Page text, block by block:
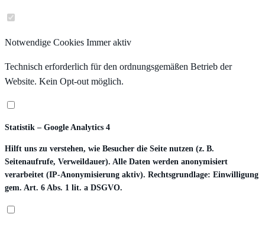
Notwendige Cookies Immer aktiv
Technisch erforderlich für den ordnungsgemäßen Betrieb der
Website. Kein Opt-out möglich.
Statistik – Google Analytics 4
Hilft uns zu verstehen, wie Besucher die Seite nutzen (z. B.
Seitenaufrufe, Verweildauer). Alle Daten werden anonymisiert
verarbeitet (IP-Anonymisierung aktiv). Rechtsgrundlage: Einwilligung
gem. Art. 6 Abs. 1 lit. a DSGVO.